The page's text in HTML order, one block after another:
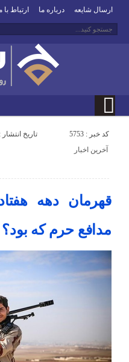
ارسال شایعه درباره ما ارتباط با
کد خبر : 5753 تاریخ انتشار :
آخرین اخبار
قهرمان دهه
مدافع حرم که بود؟